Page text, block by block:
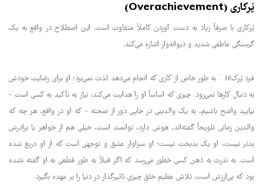
پُرکاری (Overachievement)
پُرکاری با صرفاً زیاد به دست آوردن کاملاً متفاوت است. این اصطلاح در واقع به یک
گرسنگی عاطفی شدید و دیوانه‌وار اشاره می‌کند.
فرد پُرکાર به طور خاص از کاری که انجام می‌دهد لذت نمی‌برد؛ او برای رضایت خودش
به دنبال کارها نمی‌رود. چیزی که اساساً او را هدایت می‌کند، نیاز به تأکید به کسی است -
بیایید واضح باشیم، به یک والدینی در جایی دور از صحنه - که او در واقع، هر چه که
والدین زمانی تلویحاً گفته‌اند، هوش دارد، توانمند است، خیلی هم از خواهر یا برادرش
بدتر نیست، او یک بدبخت نیست؛ او سزاوار عشق و توجهی است که از او دریغ شده
است. به ندرت به ذهن کسی خطور می‌رسد که اگر قبلاً به طور قطعی به او گفته نشده
بود که بی‌ارزش است، تلاش عظیم خلق چیزی تاثیرگذار در دنیا را بر عهده بگیرد.